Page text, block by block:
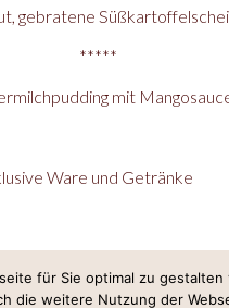
gebratene
*****
mit
Ware und Getränke
LeineGlück Online-
für Sie optimal zu gestalten
die weitere Nutzung der